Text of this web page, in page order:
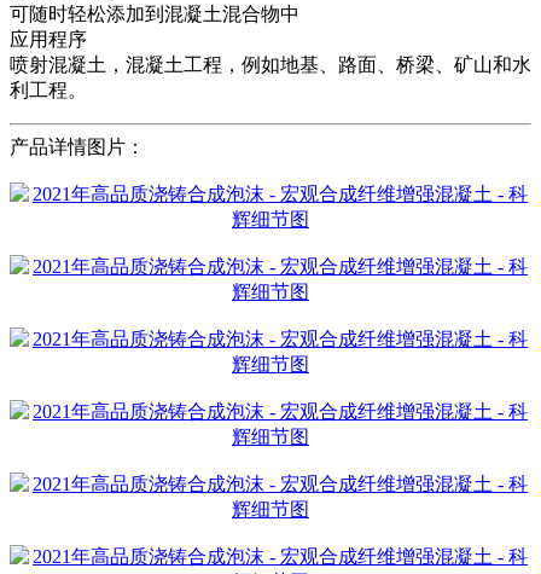
可随时轻松添加到混凝土混合物中
应用程序
喷射混凝土，混凝土工程，例如地基、路面、桥梁、矿山和水
利工程。
产品详情图片：